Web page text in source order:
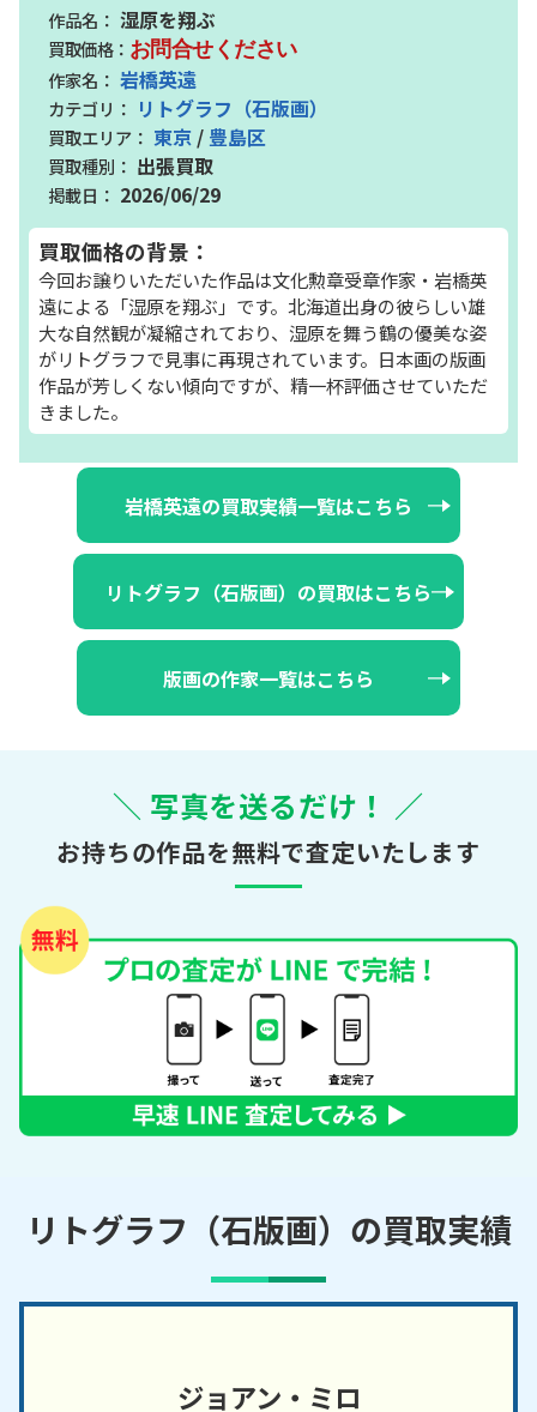
湿原を翔ぶ
お問合せください
岩橋英遠
リトグラフ（石版画）
東京 / 豊島区
出張買取
2026/06/29
買取価格の背景：
今回お譲りいただいた作品は文化勲章受章作家・岩橋英
遠による「湿原を翔ぶ」です。北海道出身の彼らしい雄
大な自然観が凝縮されており、湿原を舞う鶴の優美な姿
がリトグラフで見事に再現されています。日本画の版画
作品が芳しくない傾向ですが、精一杯評価させていただ
きました。
岩橋英遠の買取実績一覧はこちら
リトグラフ（石版画）の買取はこちら
版画の作家一覧はこちら
＼ 写真を送るだけ！ ／
お持ちの作品を無料で査定いたします
リトグラフ（石版画）の買取実績
ジョアン・ミロ